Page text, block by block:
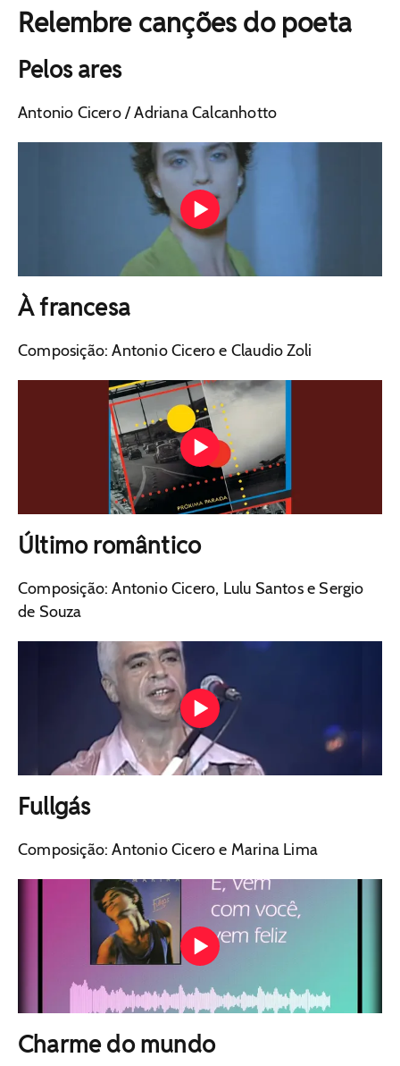
Relembre canções do poeta
Pelos ares
Antonio Cicero / Adriana Calcanhotto
À francesa
Composição: Antonio Cicero e Claudio Zoli
Último romântico
Composição: Antonio Cicero, Lulu Santos e Sergio
de Souza
Fullgás
Composição: Antonio Cicero e Marina Lima
Charme do mundo